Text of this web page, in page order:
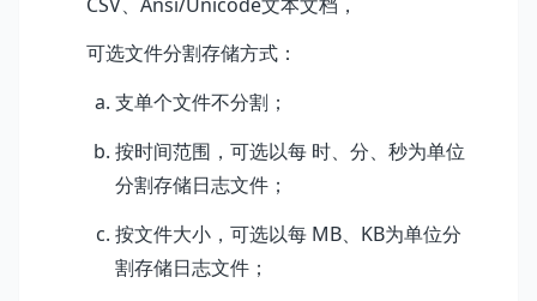
可选文件分割存储方式：
支单个文件不分割；
按时间范围，可选以每 时、分、秒为单位
分割存储日志文件；
按文件大小，可选以每 MB、KB为单位分
割存储日志文件；